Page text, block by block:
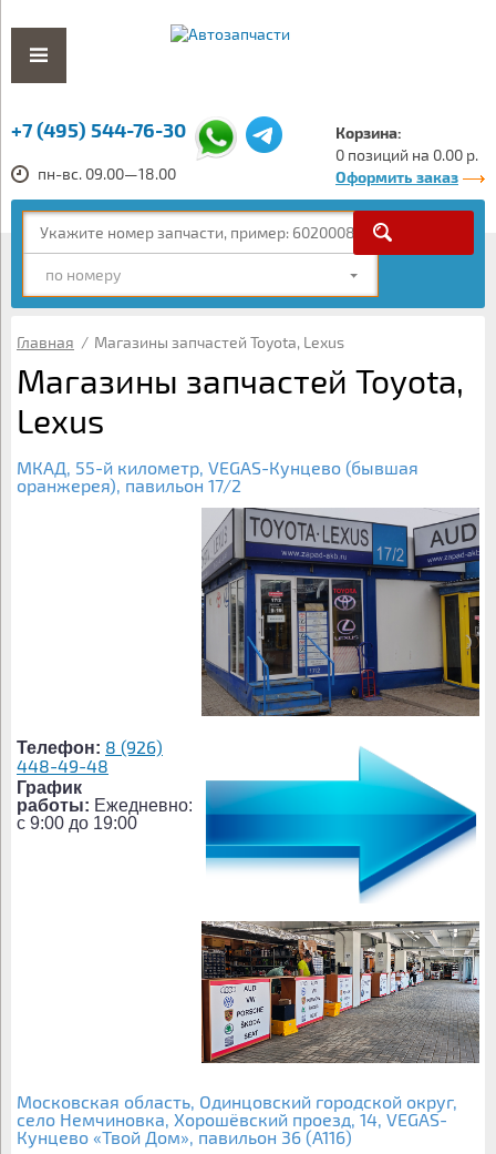
+7 (495) 544-76-30
пн-вс. 09.00—18.00
Корзина:
0 позиций на 0.00 р.
Оформить заказ
по номеру
Главная / Магазины запчастей Toyota, Lexus
Магазины запчастей Toyota,
Lexus
МКАД, 55-й километр, VEGAS-Кунцево (бывшая
оранжерея), павильон 17/2
Телефон: 8 (926)
448-49-48
График
работы: Ежедневно:
c 9:00 до 19:00
Московская область, Одинцовский городской округ,
село Немчиновка, Хорошёвский проезд, 14, VEGAS-
Кунцево «Твой Дом», павильон 36 (A116)